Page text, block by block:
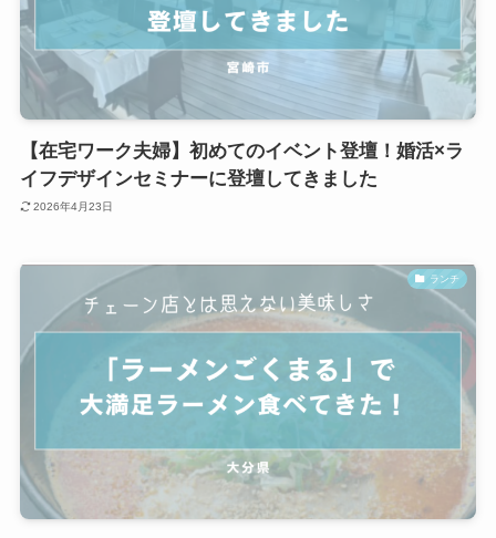
【在宅ワーク夫婦】初めてのイベント登壇！婚活×ラ
イフデザインセミナーに登壇してきました
2026年4月23日
ランチ